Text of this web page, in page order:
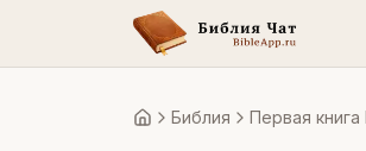
ГлавнаяБиблия Первая